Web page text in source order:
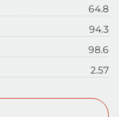
64.8
94.3
98.6
2.57